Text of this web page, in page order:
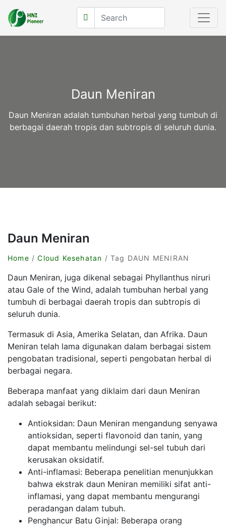
Daun Meniran
Daun Meniran adalah tumbuhan herbal yang tumbuh di
berbagai daerah tropis dan subtropis di seluruh dunia.
Daun Meniran
Home /Cloud Kesehatan / Tag DAUN MENIRAN
Daun Meniran, juga dikenal sebagai Phyllanthus niruri
atau Gale of the Wind, adalah tumbuhan herbal yang
tumbuh di berbagai daerah tropis dan subtropis di
seluruh dunia.
Termasuk di Asia, Amerika Selatan, dan Afrika. Daun
Meniran telah lama digunakan dalam berbagai sistem
pengobatan tradisional, seperti pengobatan herbal di
berbagai negara.
Beberapa manfaat yang diklaim dari daun Meniran
adalah sebagai berikut:
Antioksidan: Daun Meniran mengandung senyawa
antioksidan, seperti flavonoid dan tanin, yang
dapat membantu melindungi sel-sel tubuh dari
kerusakan oksidatif.
Anti-inflamasi: Beberapa penelitian menunjukkan
bahwa ekstrak daun Meniran memiliki sifat anti-
inflamasi, yang dapat membantu mengurangi
peradangan dalam tubuh.
Penghancur Batu Ginjal: Beberapa orang